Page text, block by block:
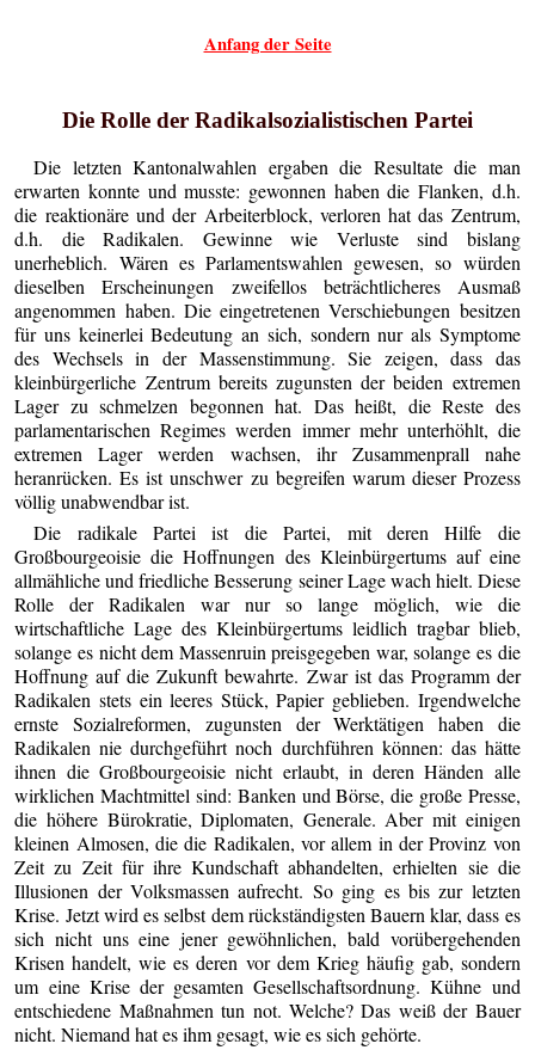
Anfang der Seite
Die Rolle der Radikalsozialistischen Partei
Die letzten Kantonalwahlen ergaben die Resultate die man
erwarten konnte und musste: gewonnen haben die Flanken, d.h.
die reaktionäre und der Arbeiterblock, verloren hat das Zentrum,
d.h. die Radikalen. Gewinne wie Verluste sind bislang
unerheblich. Wären es Parlamentswahlen gewesen, so würden
dieselben Erscheinungen zweifellos beträchtlicheres Ausmaß
angenommen haben. Die eingetretenen Verschiebungen besitzen
für uns keinerlei Bedeutung an sich, sondern nur als Symptome
des Wechsels in der Massenstimmung. Sie zeigen, dass das
kleinbürgerliche Zentrum bereits zugunsten der beiden extremen
Lager zu schmelzen begonnen hat. Das heißt, die Reste des
parlamentarischen Regimes werden immer mehr unterhöhlt, die
extremen Lager werden wachsen, ihr Zusammenprall nahe
heranrücken. Es ist unschwer zu begreifen warum dieser Prozess
völlig unabwendbar ist.
Die radikale Partei ist die Partei, mit deren Hilfe die
Großbourgeoisie die Hoffnungen des Kleinbürgertums auf eine
allmähliche und friedliche Besserung seiner Lage wach hielt. Diese
Rolle der Radikalen war nur so lange möglich, wie die
wirtschaftliche Lage des Kleinbürgertums leidlich tragbar blieb,
solange es nicht dem Massenruin preisgegeben war, solange es die
Hoffnung auf die Zukunft bewahrte. Zwar ist das Programm der
Radikalen stets ein leeres Stück, Papier geblieben. Irgendwelche
ernste Sozialreformen, zugunsten der Werktätigen haben die
Radikalen nie durchgeführt noch durchführen können: das hätte
ihnen die Großbourgeoisie nicht erlaubt, in deren Händen alle
wirklichen Machtmittel sind: Banken und Börse, die große Presse,
die höhere Bürokratie, Diplomaten, Generale. Aber mit einigen
kleinen Almosen, die die Radikalen, vor allem in der Provinz von
Zeit zu Zeit für ihre Kundschaft abhandelten, erhielten sie die
Illusionen der Volksmassen aufrecht. So ging es bis zur letzten
Krise. Jetzt wird es selbst dem rückständigsten Bauern klar, dass es
sich nicht uns eine jener gewöhnlichen, bald vorübergehenden
Krisen handelt, wie es deren vor dem Krieg häufig gab, sondern
um eine Krise der gesamten Gesellschaftsordnung. Kühne und
entschiedene Maßnahmen tun not. Welche? Das weiß der Bauer
nicht. Niemand hat es ihm gesagt, wie es sich gehörte.